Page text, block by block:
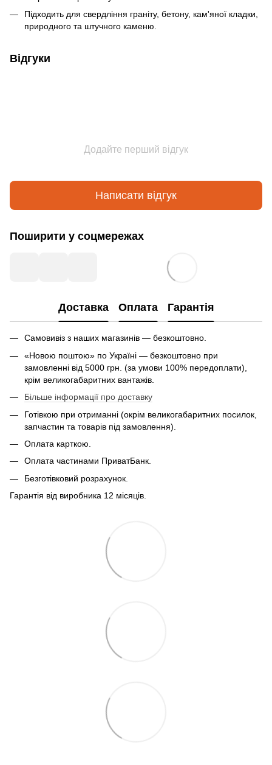
Підходить для свердління граніту, бетону, кам'яної кладки,
природного та штучного каменю.
Відгуки
Додайте перший відгук
Написати відгук
Поширити у соцмережах
Доставка Оплата Гарантія
Самовивіз з наших магазинів — безкоштовно.
«Новою поштою» по Україні — безкоштовно при
замовленні від 5000 грн. (за умови 100% передоплати),
крім великогабаритних вантажів.
Більше інформації про доставку
Готівкою при отриманні (окрім великогабаритних посилок,
запчастин та товарів під замовлення).
Оплата карткою.
Оплата частинами ПриватБанк.
Безготівковий розрахунок.
Гарантія від виробника 12 місяців.